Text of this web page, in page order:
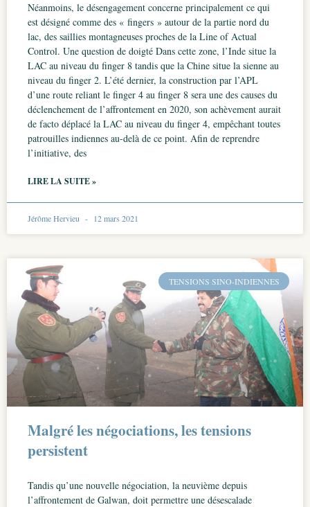
Néanmoins, le désengagement concerne principalement ce qui
est désigné comme des « fingers » autour de la partie nord du
lac, des saillies montagneuses proches de la Line of Actual
Control. Une question de doigté Dans cette zone, l’Inde situe la
LAC au niveau du finger 8 tandis que la Chine situe la sienne au
niveau du finger 2. L’été dernier, la construction par l’APL
d’une route reliant le finger 4 au finger 8 sera une des causes du
déclenchement de l’affrontement en 2020, son achèvement aurait
de facto déplacé la LAC au niveau du finger 4, empêchant toutes
patrouilles indiennes au-delà de ce point. Afin de reprendre
l’initiative, des
LIRE LA SUITE »
Jérôme Hervieu 12 mars 2021
TENSIONS SINO-INDIENNES
Malgré les négociations, les tensions
persistent
Tandis qu’une nouvelle négociation, la neuvième depuis
l’affrontement de Galwan, doit permettre une désescalade